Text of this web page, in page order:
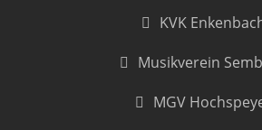
KVK
Musikverein
MGV